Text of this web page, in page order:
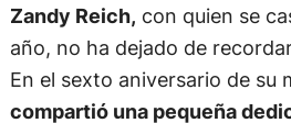
Zandy Reich, con quien se
año, no ha dejado de
En el sexto aniversario de su
compartió una pequeña